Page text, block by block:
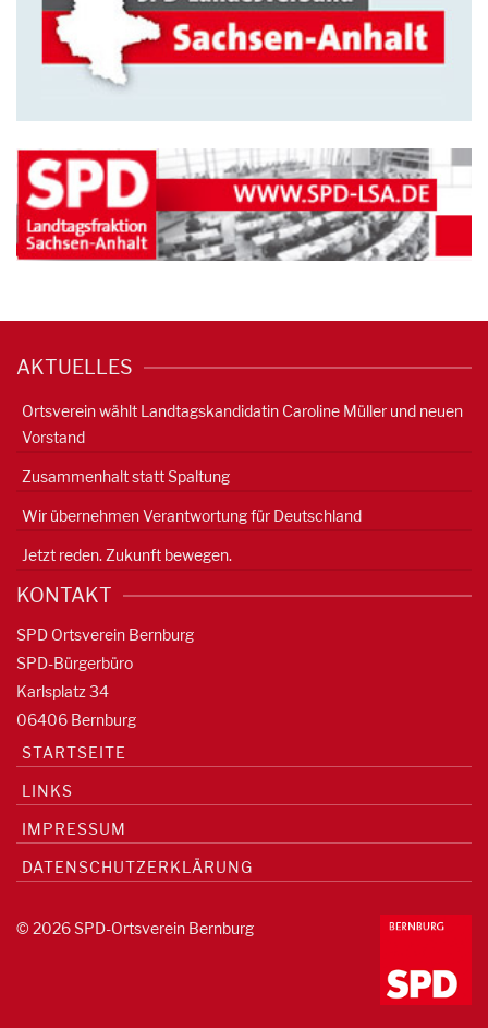
AKTUELLES
Ortsverein wählt Landtagskandidatin Caroline Müller und neuen
Vorstand
Zusammenhalt statt Spaltung
Wir übernehmen Verantwortung für Deutschland
Jetzt reden. Zukunft bewegen.
KONTAKT
SPD Ortsverein Bernburg
SPD-Bürgerbüro
Karlsplatz 34
06406 Bernburg
STARTSEITE
LINKS
IMPRESSUM
DATENSCHUTZERKLÄRUNG
© 2026 SPD-Ortsverein Bernburg